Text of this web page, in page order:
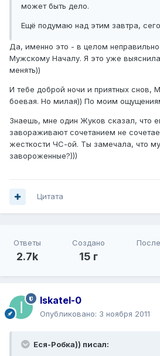
может быть дело.
Ещё подумаю над этим завтра,
Да, именно это - в целом
Мужскому Началу. Я это уже
менять))
И тебе доброй ночи и приятных снов,
боевая. Но милая)) По моим
Знаешь, мне один Жуков сказал, что
завораживают сочетанием не
жесткости ЧС-ой. Ты замечала, что
завороженные?)))
Цитата
Ответы
2.7k
Создано
15 г
Iskatel-0
Опубликовано: 3 ноября 2011
Еся-Робка)) писал: